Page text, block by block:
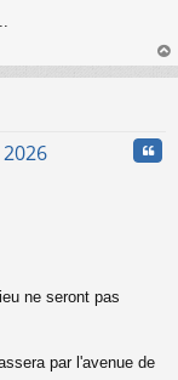
au
ne seront pas
par l'avenue de